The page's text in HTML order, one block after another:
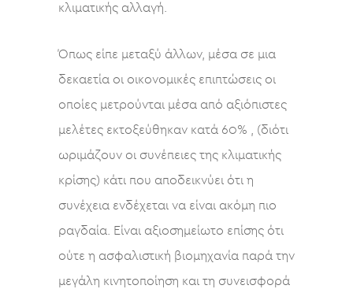
κλιματικής αλλαγή.
Όπως είπε μεταξύ άλλων, μέσα σε μια
δεκαετία οι οικονομικές επιπτώσεις οι
οποίες μετρούνται μέσα από αξιόπιστες
μελέτες εκτοξεύθηκαν κατά 60% , (διότι
ωριμάζουν οι συνέπειες της κλιματικής
κρίσης) κάτι που αποδεικνύει ότι η
συνέχεια ενδέχεται να είναι ακόμη πιο
ραγδαία. Είναι αξιοσημείωτο επίσης ότι
ούτε η ασφαλιστική βιομηχανία παρά την
μεγάλη κινητοποίηση και τη συνεισφορά